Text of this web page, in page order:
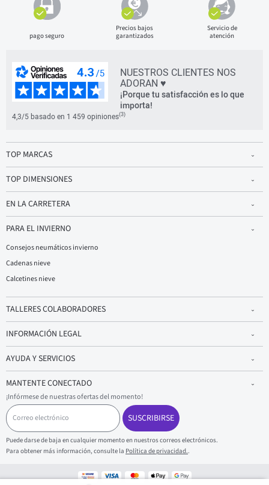
pago seguro
Precios bajos
garantizados
Servicio de
atención
NUESTROS CLIENTES NOS
ADORAN ♥
¡Porque tu satisfacción es lo que
importa!
4,3/5 basado en 1 459 opiniones(3)
TOP MARCAS
TOP DIMENSIONES
EN LA CARRETERA
PARA EL INVIERNO
Consejos neumáticos invierno
Cadenas nieve
Calcetines nieve
TALLERES COLABORADORES
INFORMACIÓN LEGAL
AYUDA Y SERVICIOS
MANTENTE CONECTADO
¡Infórmese de nuestras ofertas del momento!
C
o
r
r
e
o
l
SUSCRIBIRSE
Puede darse de baja en cualquier momento en nuestros correos electrónicos.
Para obtener más información, consulte la Política de privacidad..